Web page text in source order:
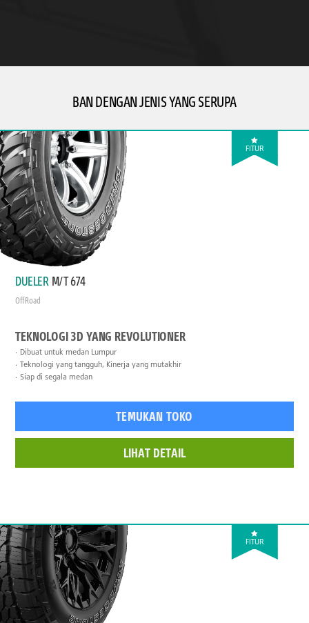
BAN DENGAN JENIS YANG SERUPA
FITUR
DUELER M/T 674
Off Road
TEKNOLOGI 3D YANG REVOLUTIONER
Dibuat untuk medan Lumpur
Teknologi yang tangguh, Kinerja yang mutakhir
Siap di segala medan
TEMUKAN TOKO
LIHAT DETAIL
FITUR